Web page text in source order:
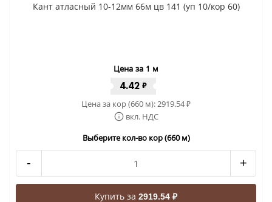
Кант атласный 10-12мм 66м цв 141 (уп 10/кор 60)
Цена за 1 м
4.42 ₽
Цена за кор (660 м):2919.54₽
вкл. НДС
Выберите кол-во кор (660 м)
- +
Купить за 2919.54 ₽